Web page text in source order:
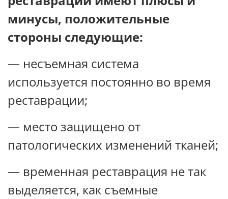
минусы, положительные
стороны следующие:
— несъемная система
используется постоянно во время
реставрации;
— место защищено от
патологических изменений тканей;
— временная реставрация не так
выделяется, как съемные